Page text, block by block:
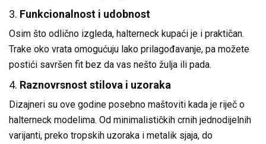
3. Funkcionalnost i udobnost
Osim što odlično izgleda, halterneck kupaći je i praktičan.
Trake oko vrata omogućuju lako prilagođavanje, pa možete
postići savršen fit bez da vas nešto žulja ili pada.
4. Raznovrsnost stilova i uzoraka
Dizajneri su ove godine posebno maštoviti kada je riječ o
halterneck modelima. Od minimalističkih crnih jednodijelnih
varijanti, preko tropskih uzoraka i metalik sjaja, do